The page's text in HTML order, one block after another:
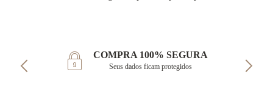
COMPRA 100% SEGURA
Seus dados ficam protegidos